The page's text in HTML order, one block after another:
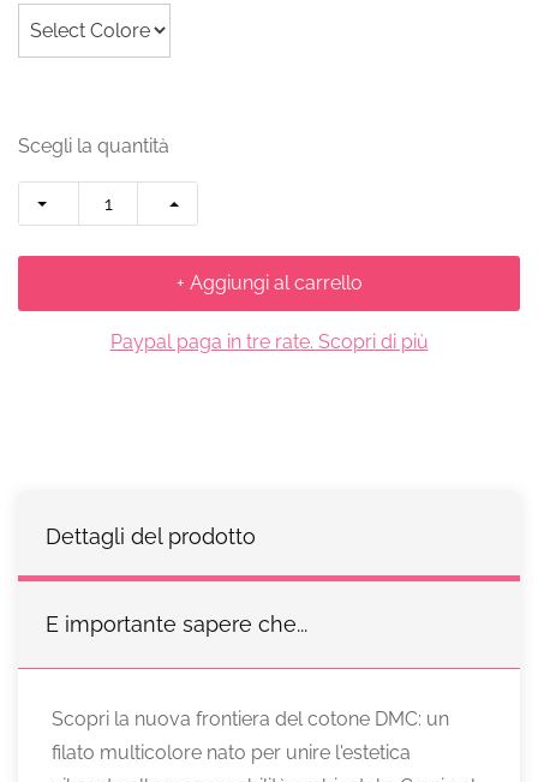
Scegli la quantità
+ Aggiungi al carrello
Paypal paga in tre rate. Scopri di più
Dettagli del prodotto
E importante sapere che...
Scopri la nuova frontiera del cotone DMC: un
filato multicolore nato per unire l'estetica